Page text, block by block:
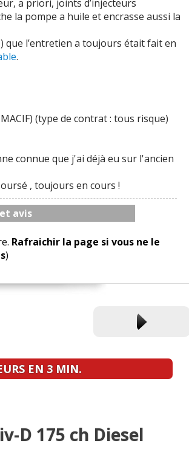
a priori, joints d’injecteurs
la pompe a huile et encrasse aussi la
que l’entretien a toujours était fait en
.
(type de contrat : tous risque)
connue que j'ai déjà eu sur l'ancien
, toujours en cours !
avis
Rafraichir la page si vous ne le
)
EN 3 MIN.
D 175 ch Diesel